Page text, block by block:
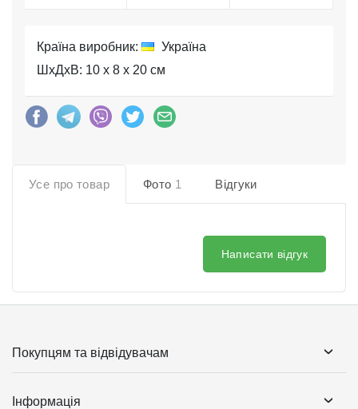
Країна виробник:
Україна
ШхДхВ: 10 x 8 x 20 см
Усе про товар Фото 1 Відгуки
Написати відгук
Покупцям та відвідувачам
Інформація